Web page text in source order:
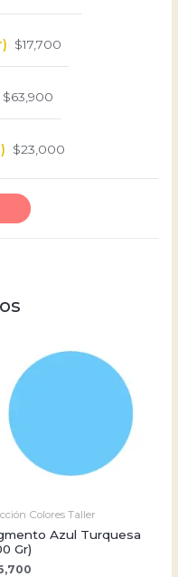
$17,700
$63,900
$23,000
Colores Taller
Azul Turquesa
Gr)